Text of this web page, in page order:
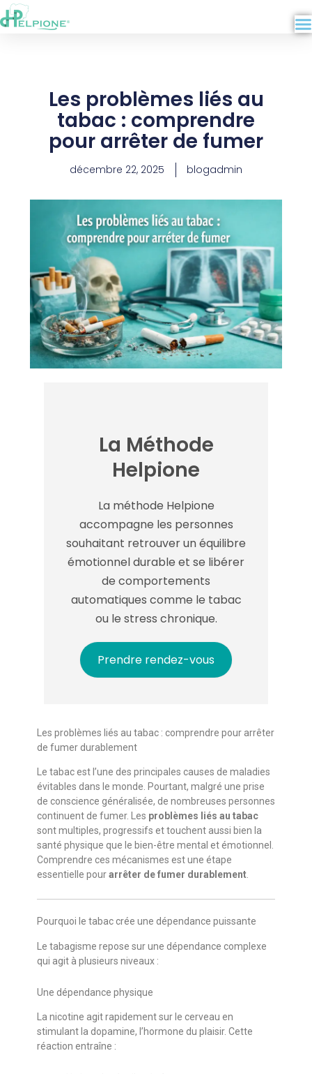
Aller
au
Les problèmes liés au
tabac : comprendre
pour arrêter de fumer
décembre 22, 2025 blogadmin
La Méthode
Helpione
La méthode Helpione
accompagne les personnes
souhaitant retrouver un équilibre
émotionnel durable et se libérer
de comportements
automatiques comme le tabac
ou le stress chronique.
Prendre rendez-vous
Les problèmes liés au tabac : comprendre pour arrêter
de fumer durablement
Le tabac est l’une des principales causes de maladies
évitables dans le monde. Pourtant, malgré une prise
de conscience généralisée, de nombreuses personnes
continuent de fumer. Les problèmes liés au tabac
sont multiples, progressifs et touchent aussi bien la
santé physique que le bien-être mental et émotionnel.
Comprendre ces mécanismes est une étape
essentielle pourarrêter de fumer durablement.
Pourquoi le tabac crée une dépendance puissante
Le tabagisme repose sur une dépendance complexe
qui agit à plusieurs niveaux :
Une dépendance physique
La nicotine agit rapidement sur le cerveau en
stimulant la dopamine, l’hormone du plaisir. Cette
réaction entraîne :